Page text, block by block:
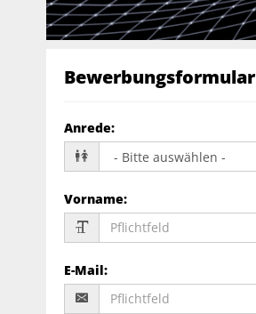
Bewerbungsformular
Anrede:
Vorname:
E-Mail: